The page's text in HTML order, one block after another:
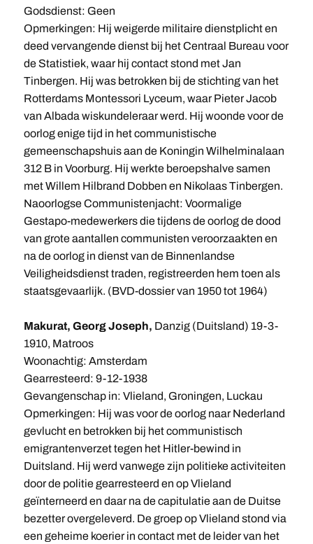
Godsdienst: Geen
Opmerkingen: Hij weigerde militaire dienstplicht en
deed vervangende dienst bij het Centraal Bureau voor
de Statistiek, waar hij contact stond met Jan
Tinbergen. Hij was betrokken bij de stichting van het
Rotterdams Montessori Lyceum, waar Pieter Jacob
van Albada wiskundeleraar werd. Hij woonde voor de
oorlog enige tijd in het communistische
gemeenschapshuis aan de Koningin Wilhelminalaan
312 B in Voorburg. Hij werkte beroepshalve samen
met Willem Hilbrand Dobben en Nikolaas Tinbergen.
Naoorlogse Communistenjacht: Voormalige
Gestapo-medewerkers die tijdens de oorlog de dood
van grote aantallen communisten veroorzaakten en
na de oorlog in dienst van de Binnenlandse
Veiligheidsdienst traden, registreerden hem toen als
staatsgevaarlijk. (BVD-dossier van 1950 tot 1964)
Makurat, Georg Joseph, Danzig (Duitsland) 19-3-
1910, Matroos
Woonachtig: Amsterdam
Gearresteerd: 9-12-1938
Gevangenschap in: Vlieland, Groningen, Luckau
Opmerkingen: Hij was voor de oorlog naar Nederland
gevlucht en betrokken bij het communistisch
emigrantenverzet tegen het Hitler-bewind in
Duitsland. Hij werd vanwege zijn politieke activiteiten
door de politie gearresteerd en op Vlieland
geïnterneerd en daar na de capitulatie aan de Duitse
bezetter overgeleverd. De groep op Vlieland stond via
een geheime koerier in contact met de leider van het